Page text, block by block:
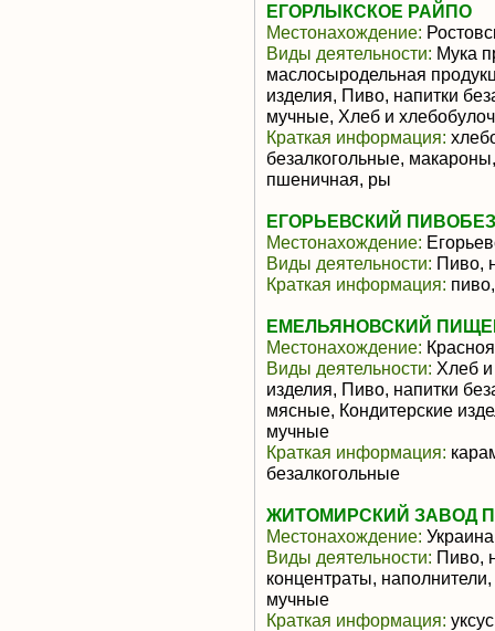
ЕГОРЛЫКСКОЕ РАЙПО
Местонахождение:
Виды деятельности: Мука
маслосыродельная
изделия, Пиво, напитки
мучные, Хлеб и
Краткая информация:
безалкогольные,
пшеничная, ры
ЕГОРЬЕВСКИЙ
Местонахождение:
Виды деятельности: Пиво,
Краткая информация:
ЕМЕЛЬЯНОВСКИЙ
Местонахождение:
Виды деятельности: Хлеб
изделия, Пиво, напитки
мясные, Кондитерские
мучные
Краткая информация:
безалкогольные
ЖИТОМИРСКИЙ ЗАВОД
Местонахождение: Украина
Виды деятельности: Пиво,
концентраты,
мучные
Краткая информация: